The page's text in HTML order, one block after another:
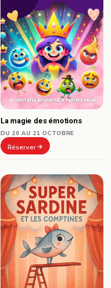
La magie des émotions
DU 20 AU 21 OCTOBRE
Réserver